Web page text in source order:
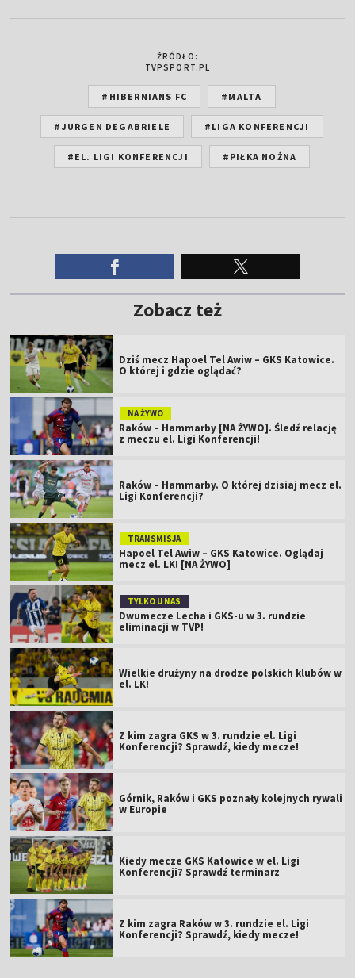
ŹRÓDŁO:
TVPSPORT.PL
#HIBERNIANS FC #MALTA
#JURGEN DEGABRIELE #LIGA KONFERENCJI
#EL. LIGI KONFERENCJI #PIŁKA NOŻNA
Zobacz też
Dziś mecz Hapoel Tel Awiw – GKS Katowice.
O której i gdzie oglądać?
NA ŻYWO
Raków – Hammarby [NA ŻYWO]. Śledź relację
z meczu el. Ligi Konferencji!
Raków – Hammarby. O której dzisiaj mecz el.
Ligi Konferencji?
TRANSMISJA
Hapoel Tel Awiw – GKS Katowice. Oglądaj
mecz el. LK! [NA ŻYWO]
TYLKO U NAS
Dwumecze Lecha i GKS-u w 3. rundzie
eliminacji w TVP!
Wielkie drużyny na drodze polskich klubów w
el. LK!
Z kim zagra GKS w 3. rundzie el. Ligi
Konferencji? Sprawdź, kiedy mecze!
Górnik, Raków i GKS poznały kolejnych rywali
w Europie
Kiedy mecze GKS Katowice w el. Ligi
Konferencji? Sprawdź terminarz
Z kim zagra Raków w 3. rundzie el. Ligi
Konferencji? Sprawdź, kiedy mecze!